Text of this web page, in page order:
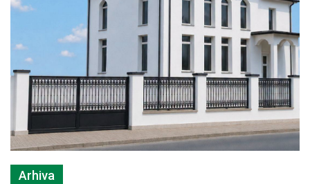
Arhiva